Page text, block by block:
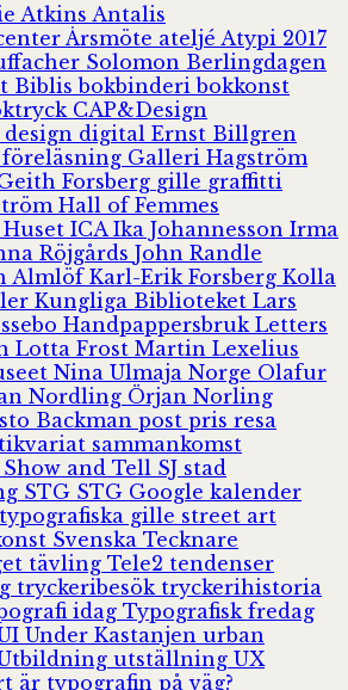
Atkins Antalis
Årsmöte ateljé Atypi 2017
Solomon Berlingdagen
Biblisbokbinderibokkonst
CAP&Design
design digital Ernst Billgren
föreläsning Galleri Hagström
Forsberg gille graffitti
Hall of Femmes
ICA Ika Johannesson Irma
Röjgårds John Randle
Almlöf Karl-Erik Forsberg Kolla
Kungliga Biblioteket Lars
Handpappersbruk Letters
Lotta Frost Martin Lexelius
Nina Ulmaja Norge Olafur
Nordling Örjan Norling
Backman post pris resa
sammankomst
Show and Tell SJ stad
STG STG Google kalender
gille street art
Svenska Tecknare
tävling Tele2 tendenser
tryckeribesök tryckerihistoria
idag Typografisk fredag
Under Kastanjen urban
utställning UX
är typografin på väg?